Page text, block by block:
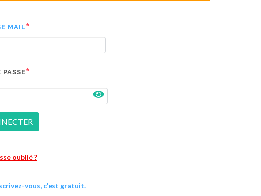
MAIL
PASSE
oublié ?
vous, c'est gratuit.